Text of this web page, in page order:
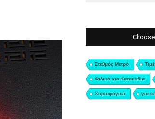
Σταθμός Μετρό
Φιλικό για Κατοικίδια
Χορτοφαγικό για